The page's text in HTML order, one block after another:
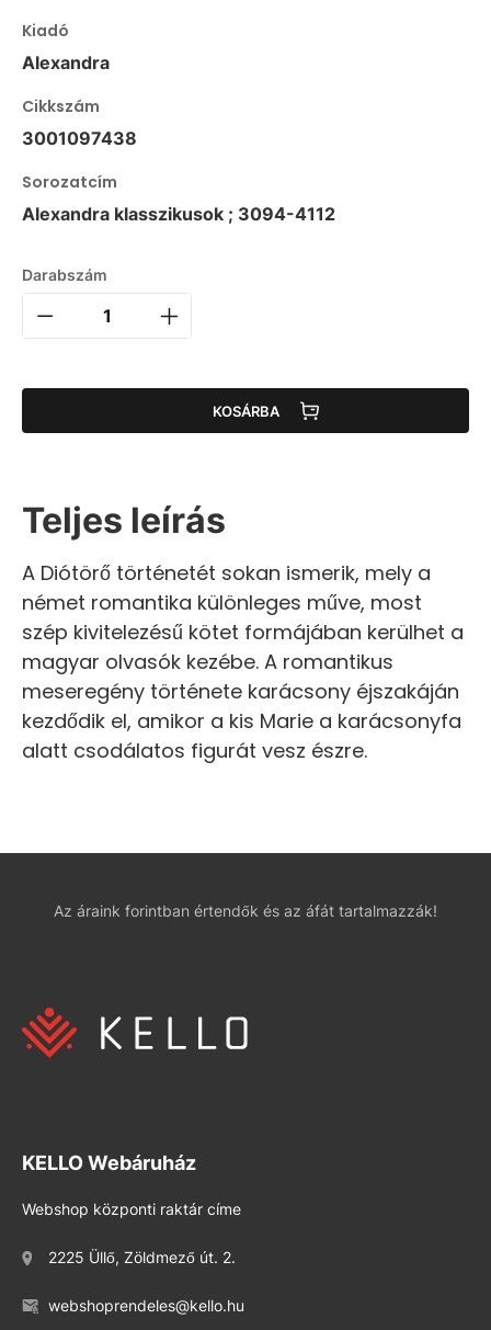
Kiadó
Alexandra
Cikkszám
3001097438
Sorozatcím
Alexandra klasszikusok ; 3094-4112
Darabszám
KOSÁRBA
Teljes leírás
A Diótörő történetét sokan ismerik, mely a
német romantika különleges műve, most
szép kivitelezésű kötet formájában kerülhet a
magyar olvasók kezébe. A romantikus
meseregény története karácsony éjszakáján
kezdődik el, amikor a kis Marie a karácsonyfa
alatt csodálatos figurát vesz észre.
Az áraink forintban értendők és az áfát tartalmazzák!
KELLO Webáruház
Webshop központi raktár címe
2225 Üllő, Zöldmező út. 2.
webshoprendeles@kello.hu